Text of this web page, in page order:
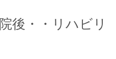
後・・リハビリ